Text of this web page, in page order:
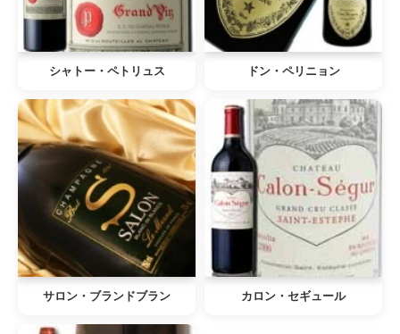
シャトー・ペトリュス ドン・ペリニョン
サロン・ブランドブラン カロン・セギュール